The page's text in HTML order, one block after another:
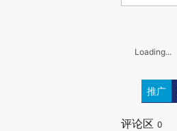
Loading...
推广
评论区 0